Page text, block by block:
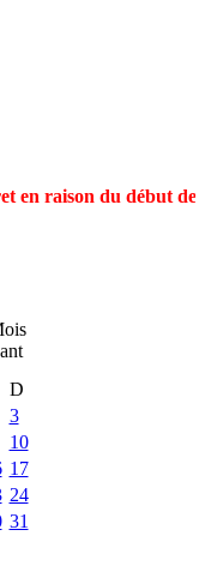
en raison du début
D
3
10
17
24
31